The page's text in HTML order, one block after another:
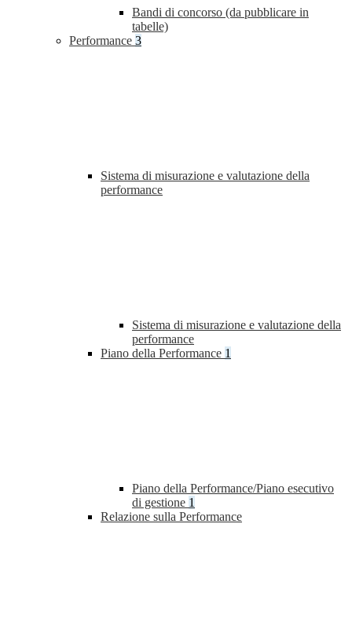
Bandi di concorso (da pubblicare in
tabelle)
Performance 3
Sistema di misurazione e valutazione della
performance
Sistema di misurazione e valutazione della
performance
Piano della Performance 1
Piano della Performance/Piano esecutivo
di gestione 1
Relazione sulla Performance